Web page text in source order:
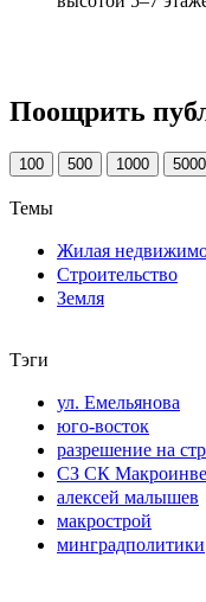
Поощрить
100 500 1000 5000
Темы
Жилая
Строительство
Земля
Тэги
ул. Емельянова
юго-восток
разрешение на
СЗ СК
алексей малышев
макрострой
минградполитики